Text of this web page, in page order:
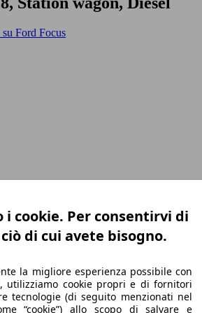
Ford Focus
i cookie. Per consentirvi di
di cui avete bisogno.
la migliore esperienza possibile con
utilizziamo cookie propri e di fornitori
tecnologie (di seguito menzionati nel
“cookie”) allo scopo di salvare e